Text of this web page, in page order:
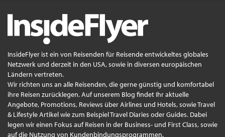
InsideFlyer ist ein von Reisenden für Reisende entwickeltes globales
Netzwerk und derzeit in den USA, sowie in diversen europäischen
Ländern vertreten.
Wir richten uns an alle Reisenden, die gerne günstig und komfortabel
ihre Reisen zurücklegen. Auf unserem Blog findet Ihr aktuelle
Angebote, Promotions, Reviews über Airlines und Hotels, sowie Travel
& Lifestyle Artikel wie zum Beispiel Travel Diaries oder Guides. Dabei
legen wir einen Fokus auf Reisen in der Business- und First Class, sowie
auf die Nutzung von Kundenbindungsprogrammen.